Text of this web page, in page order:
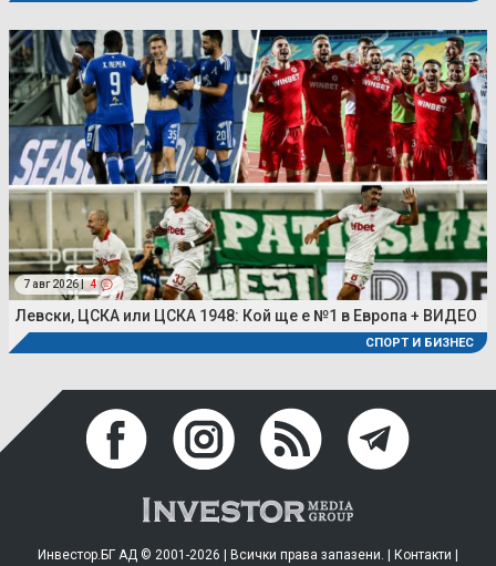
7 авг 2026 | 4
Левски, ЦСКА или ЦСКА 1948: Кой ще е №1 в Европа + ВИДЕО
СПОРТ И БИЗНЕС
Инвестор.БГ АД © 2001-2026 | Всички права запазени. | Контакти